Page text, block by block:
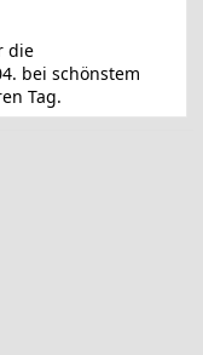
die
bei schönstem
Tag.